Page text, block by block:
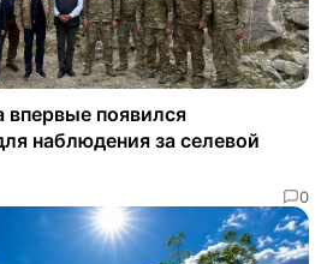
впервые появился
наблюдения за селевой
0